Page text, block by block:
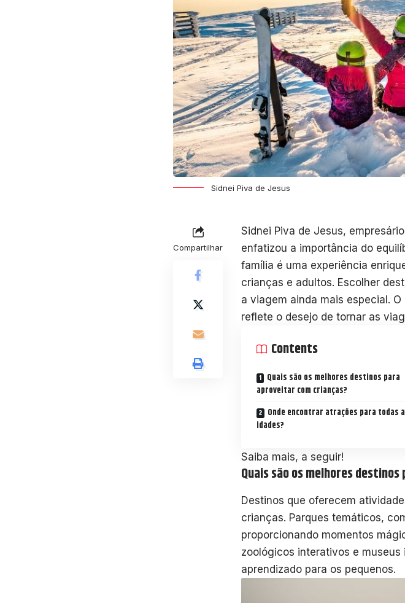
Sidnei Piva de Jesus
Compartilhar
Sidnei Piva de Jesus,
enfatizou a importância do
família é uma experiência
crianças e adultos. Escolher
a viagem ainda mais especial.
reflete o desejo de tornar as
Contents
Quais são os melhores destinos para
aproveitar com crianças?
Onde encontrar atrações para todas
idades?
Saiba mais, a seguir!
Quais são os melhores
Destinos que oferecem
crianças. Parques temáticos,
proporcionando momentos
zoológicos interativos e
aprendizado para os pequenos.